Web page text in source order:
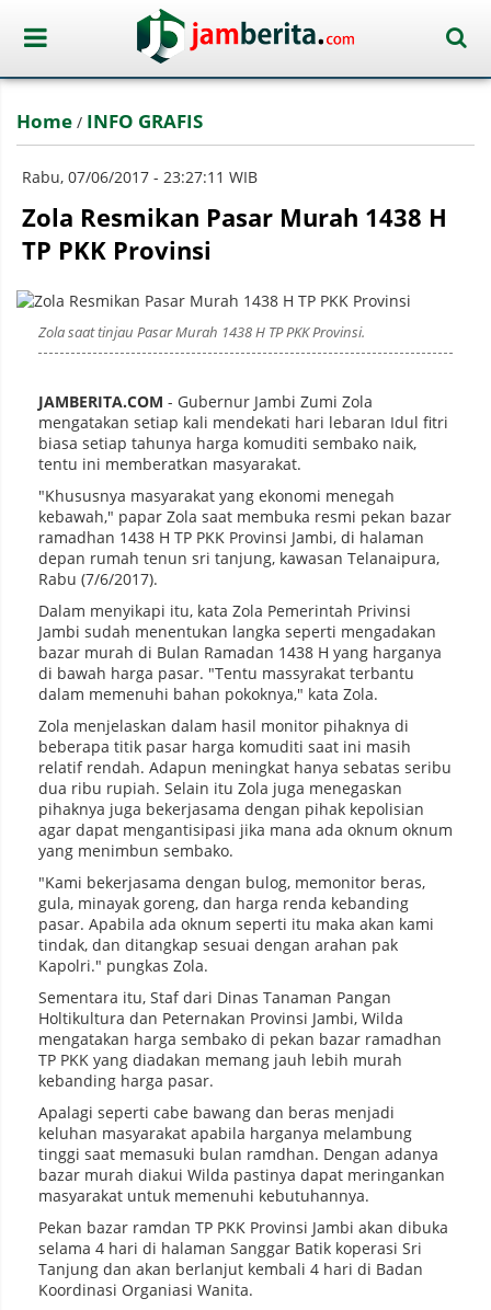
Home / INFO GRAFIS
Rabu, 07/06/2017 - 23:27:11 WIB
Zola Resmikan Pasar Murah 1438 H
TP PKK Provinsi
Zola saat tinjau Pasar Murah 1438 H TP PKK Provinsi.
JAMBERITA.COM - Gubernur Jambi Zumi Zola
mengatakan setiap kali mendekati hari lebaran Idul fitri
biasa setiap tahunya harga komuditi sembako naik,
tentu ini memberatkan masyarakat.
"Khususnya masyarakat yang ekonomi menegah
kebawah," papar Zola saat membuka resmi pekan bazar
ramadhan 1438 H TP PKK Provinsi Jambi, di halaman
depan rumah tenun sri tanjung, kawasan Telanaipura,
Rabu (7/6/2017).
Dalam menyikapi itu, kata Zola Pemerintah Privinsi
Jambi sudah menentukan langka seperti mengadakan
bazar murah di Bulan Ramadan 1438 H yang harganya
di bawah harga pasar. "Tentu massyrakat terbantu
dalam memenuhi bahan pokoknya," kata Zola.
Zola menjelaskan dalam hasil monitor pihaknya di
beberapa titik pasar harga komuditi saat ini masih
relatif rendah. Adapun meningkat hanya sebatas seribu
dua ribu rupiah. Selain itu Zola juga menegaskan
pihaknya juga bekerjasama dengan pihak kepolisian
agar dapat mengantisipasi jika mana ada oknum oknum
yang menimbun sembako.
"Kami bekerjasama dengan bulog, memonitor beras,
gula, minayak goreng, dan harga renda kebanding
pasar. Apabila ada oknum seperti itu maka akan kami
tindak, dan ditangkap sesuai dengan arahan pak
Kapolri." pungkas Zola.
Sementara itu, Staf dari Dinas Tanaman Pangan
Holtikultura dan Peternakan Provinsi Jambi, Wilda
mengatakan harga sembako di pekan bazar ramadhan
TP PKK yang diadakan memang jauh lebih murah
kebanding harga pasar.
Apalagi seperti cabe bawang dan beras menjadi
keluhan masyarakat apabila harganya melambung
tinggi saat memasuki bulan ramdhan. Dengan adanya
bazar murah diakui Wilda pastinya dapat meringankan
masyarakat untuk memenuhi kebutuhannya.
Pekan bazar ramdan TP PKK Provinsi Jambi akan dibuka
selama 4 hari di halaman Sanggar Batik koperasi Sri
Tanjung dan akan berlanjut kembali 4 hari di Badan
Koordinasi Organiasi Wanita.